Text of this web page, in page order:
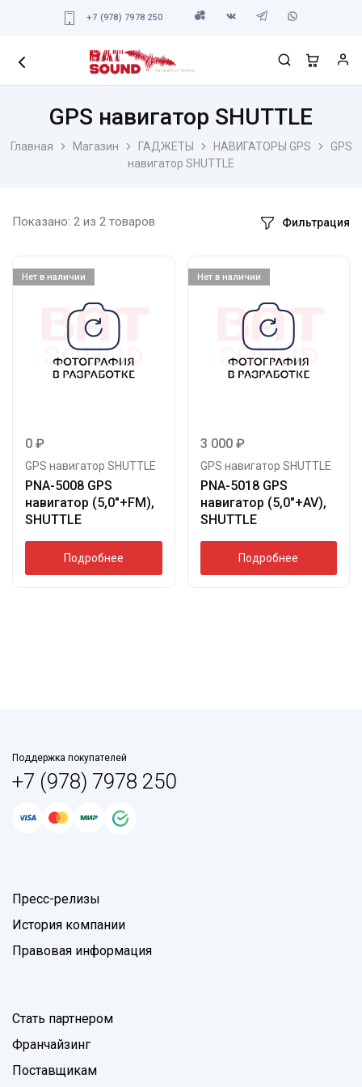
+7 (978) 7978 250
Главная Магазин ГАДЖЕТЫ НАВИГАТОРЫ GPS
GPS
навигатор SHUTTLE
GPS навигатор SHUTTLE
Показано: 2 из 2 товаров Фильтрация
Нет в наличии
0 ₽
GPS навигатор SHUTTLE
PNA-5008 GPS
навигатор (5,0″+FM),
SHUTTLE
Подробнее
Нет в наличии
3 000 ₽
GPS навигатор SHUTTLE
PNA-5018 GPS
навигатор (5,0″+AV),
SHUTTLE
Подробнее
Поддержка покупателей
+7 (978) 7978 250
Пресс-релизы
История компании
Правовая информация
Стать партнером
Франчайзинг
Поставщикам